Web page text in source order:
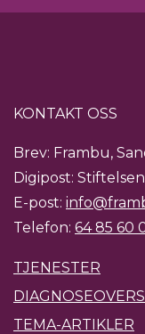
KONTAKT OSS
Brev: Frambu,
Digipost:
E-post:
Telefon: 64 85 60
TJENESTER
TEMA-ARTIKLER